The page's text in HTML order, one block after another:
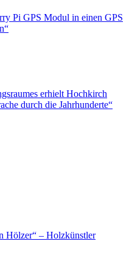
Pi GPS Modul in einen GPS
erhielt Hochkirch
durch die Jahrhunderte“
Hölzer“ – Holzkünstler